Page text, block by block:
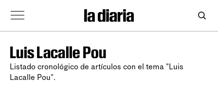
Luis Lacalle Pou
Listado cronológico de artículos con el tema "Luis
Lacalle Pou".